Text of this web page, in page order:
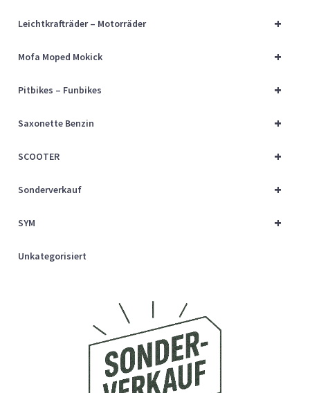
+
Leichtkrafträder – Motorräder
+
Mofa Moped Mokick
+
Pitbikes – Funbikes
+
Saxonette Benzin
+
SCOOTER
+
Sonderverkauf
+
SYM
Unkategorisiert